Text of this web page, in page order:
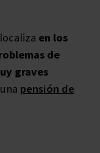
en los
de
graves
pensión de